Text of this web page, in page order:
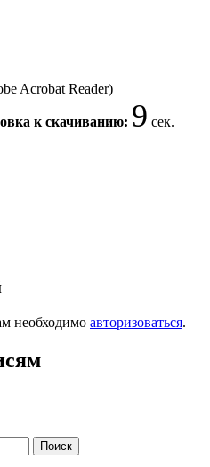
Acrobat Reader)
к скачиванию: 8 сек.
необходимо авторизоваться.